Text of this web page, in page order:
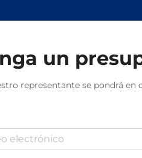
un
representante se pondrá